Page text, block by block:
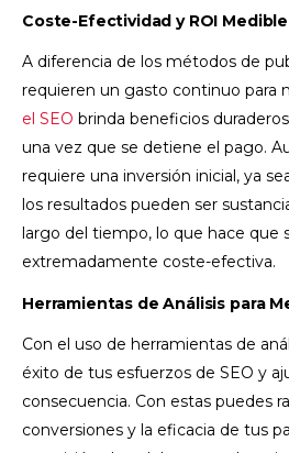
Coste-Efectividad y ROI Medible
A diferencia de los métodos de
requieren un gasto continuo para
el SEO brinda beneficios
una vez que se detiene el pago.
requiere una inversión inicial, ya
los resultados pueden ser
largo del tiempo, lo que hace que
extremadamente coste-efectiva.
Herramientas de Análisis para
Con el uso de herramientas de
éxito de tus esfuerzos de SEO y
consecuencia. Con estas puedes
conversiones y la eficacia de tus